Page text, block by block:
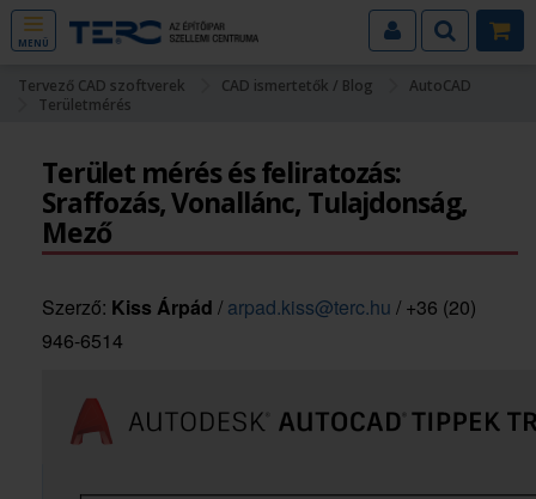
MENÜ
Tervező CAD szoftverek CAD ismertetők / Blog
AutoCAD
Területmérés
Terület mérés és feliratozás:
Sraffozás, Vonallánc, Tulajdonság,
Mező
Szerző: Kiss Árpád / arpad.kiss@terc.hu / +36 (20)
946-6514